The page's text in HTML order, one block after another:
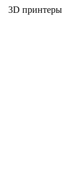
3D принтеры